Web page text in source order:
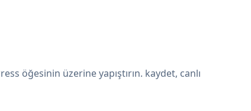
öğesinin üzerine yapıştırın. kaydet, canlı